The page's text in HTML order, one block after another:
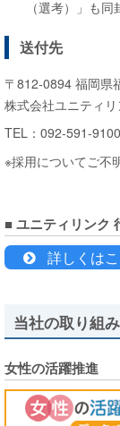
（選考）」も
送付先
〒812-0894 福岡県
株式会社ユニティ
TEL：092-591-9100
※採用についてご不
■ ユニティリンク
詳しくは
当社の取り組み
女性の活躍推進